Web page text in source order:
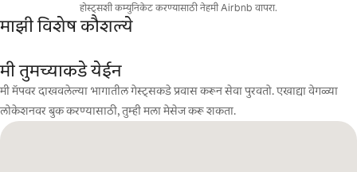
होस्ट्सशी कम्युनिकेट करण्यासाठी नेहमी Airbnb वापरा.
माझी विशेष कौशल्ये
मी तुमच्याकडे येईन
मी मॅपवर दाखवलेल्या भागातील गेस्ट्सकडे प्रवास करून सेवा पुरवतो. एखाद्या वेगळ्या
लोकेशनवर बुक करण्यासाठी, तुम्ही मला मेसेज करू शकता.